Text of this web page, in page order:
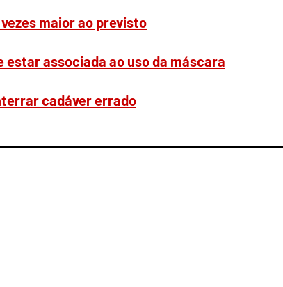
maior ao previsto
estar associada ao uso da máscara
cadáver errado